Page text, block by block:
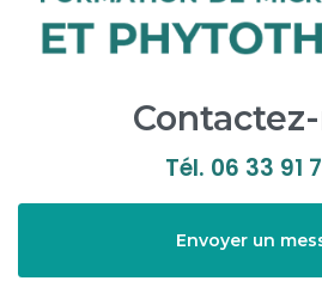
Tél. 06 33 91
Envoyer un